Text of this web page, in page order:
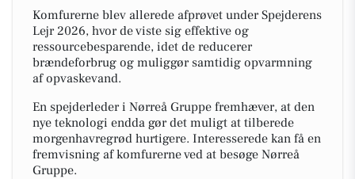
Komfurerne blev allerede afprøvet under Spejderens
Lejr 2026, hvor de viste sig effektive og
ressourcebesparende, idet de reducerer
brændeforbrug og muliggør samtidig opvarmning
af opvaskevand.
En spejderleder i Nørreå Gruppe fremhæver, at den
nye teknologi endda gør det muligt at tilberede
morgenhavregrød hurtigere. Interesserede kan få en
fremvisning af komfurerne ved at besøge Nørreå
Gruppe.